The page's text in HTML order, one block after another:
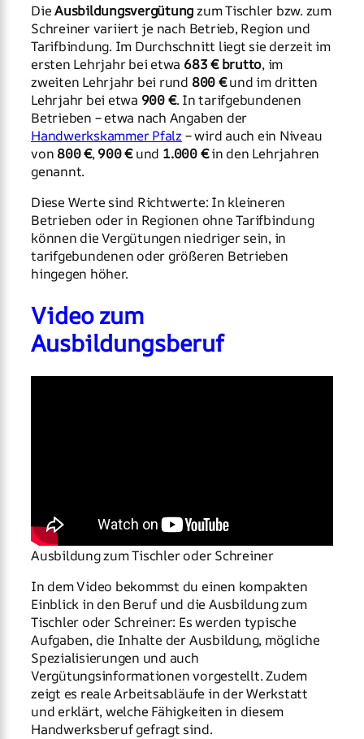
DieAusbildungsvergütungzum Tischler bzw. zum
Schreiner variiert je nach Betrieb, Region und
Tarifbindung. Im Durchschnitt liegt sie derzeit im
ersten Lehrjahr bei etwa 683 € brutto, im
zweiten Lehrjahr bei rund 800 €und im dritten
Lehrjahr bei etwa 900 €. In tarifgebundenen
Betrieben – etwa nach Angaben der
Handwerkskammer Pfalz – wird auch ein Niveau
von 800 €,900 €und 1.000 €in den Lehrjahren
genannt.
Diese Werte sind Richtwerte: In kleineren
Betrieben oder in Regionen ohne Tarifbindung
können die Vergütungen niedriger sein, in
tarifgebundenen oder größeren Betrieben
hingegen höher.
Video zum
Ausbildungsberuf
Ausbildung zum Tischler oder Schreiner
In dem Video bekommst du einen kompakten
Einblick in den Beruf und die Ausbildung zum
Tischler oder Schreiner: Es werden typische
Aufgaben, die Inhalte der Ausbildung, mögliche
Spezialisierungen und auch
Vergütungsinformationen vorgestellt. Zudem
zeigt es reale Arbeitsabläufe in der Werkstatt
und erklärt, welche Fähigkeiten in diesem
Handwerksberuf gefragt sind.